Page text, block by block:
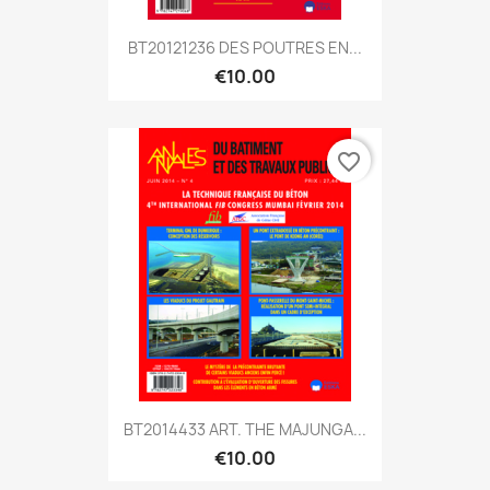
BT20121236 DES POUTRES EN...
€10.00
BT2014433 ART. THE MAJUNGA...
€10.00
favorite_border